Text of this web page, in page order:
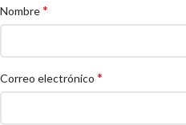
Nombre*
Correo electrónico *